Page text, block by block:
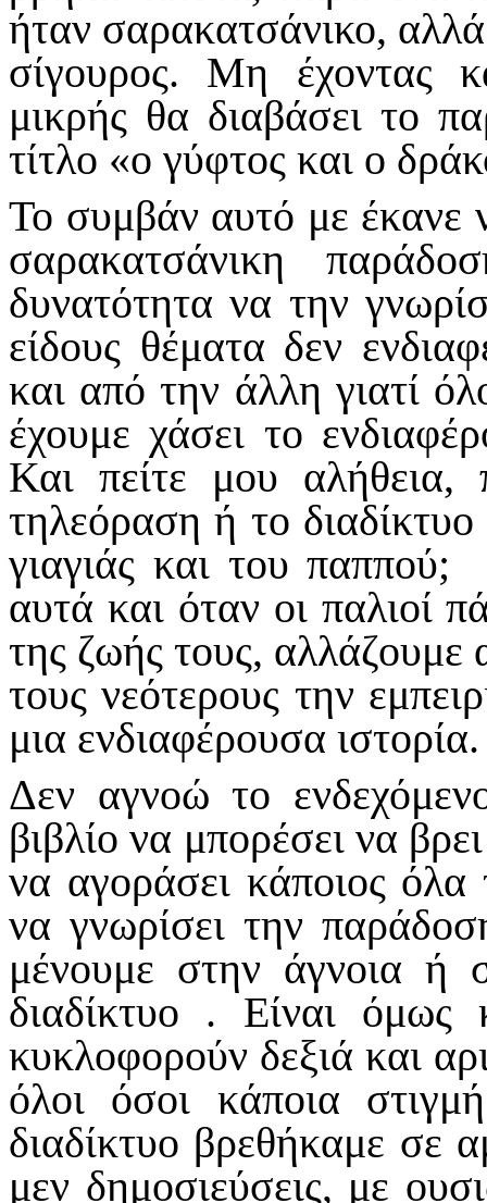
ήταν σαρακατσάνικο,
σίγουρος. Μη έχοντας
μικρής θα διαβάσει το
τίτλο «ο γύφτος και ο
Το συμβάν αυτό με έκανε
σαρακατσάνικη
δυνατότητα να την
είδους θέματα δεν
και από την άλλη γιατί
έχουμε χάσει το
Και πείτε μου
τηλεόραση ή το
γιαγιάς και του
αυτά και όταν οι παλιοί
της ζωής τους,
τους νεότερους την
μια ενδιαφέρουσα ιστορία.
Δεν αγνοώ το
βιβλίο να μπορέσει να
να αγοράσει κάποιος
να γνωρίσει την
μένουμε στην άγνοια ή
διαδίκτυο . Είναι όμως
κυκλοφορούν δεξιά και
όλοι όσοι κάποια
διαδίκτυο βρεθήκαμε σε
μεν δημοσιεύσεις, με